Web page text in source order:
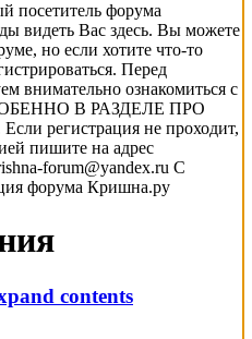
посетитель форума
видеть Вас здесь. Вы можете
но если хотите что-то
Перед
внимательно ознакомиться с
В РАЗДЕЛЕ ПРО
регистрация не проходит,
пишите на адрес
forum@yandex.ru С
форума Кришна.ру
contents